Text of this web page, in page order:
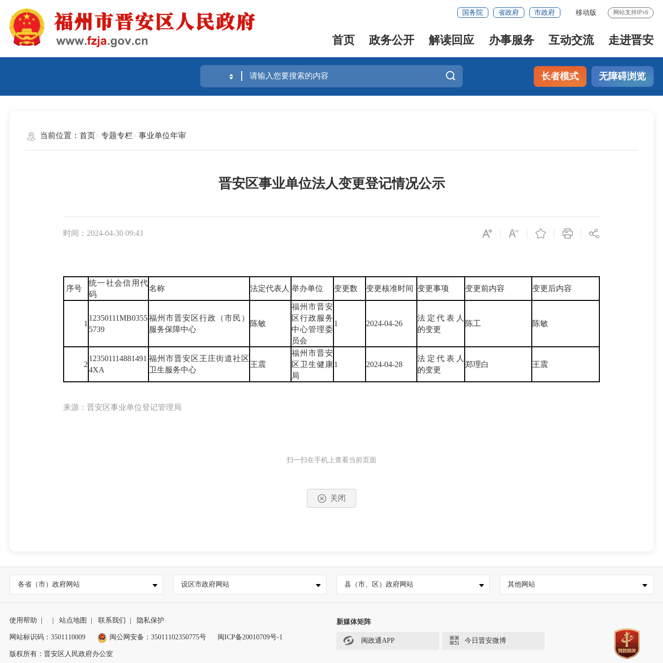
国务院 省政府 市政府 移动版 网站支持IPv6
首页 政务公开 解读回应 办事服务 互动交流 走进晋安
长者模式 无障碍浏览
当前位置： 首页 专题专栏 事业单位年审
晋安区事业单位法人变更登记情况公示
时间：2024-04-30 09:43
序号
统一社会信用代
码
名称 法定代表人 举办单位 变更数 变更核准时间 变更事项 变更前内容 变更后内容
1
12350111MB0355
5739
福州市晋安区行政（市民）
服务保障中心
陈敏
福州市晋安
区行政服务
中心管理委
员会
1 2024-04-26
法定代表人
的变更
陈工 陈敏
2
123501114881491
4XA
福州市晋安区王庄街道社区
卫生服务中心
王震
福州市晋安
区卫生健康
局
1 2024-04-28
法定代表人
的变更
郑理白 王震
来源：晋安区事业单位登记管理局
扫一扫在手机上查看当前页面
关闭
各省（市）政府网站 设区市政府网站 县（市、区）政府网站 其他网站
使用帮助 站点地图 联系我们 隐私保护
网站标识码：3501110009 闽公网安备：35011102350775号 闽ICP备20010709号-1
版权所有：晋安区人民政府办公室
新媒体矩阵
闽政通APP 今日晋安微博